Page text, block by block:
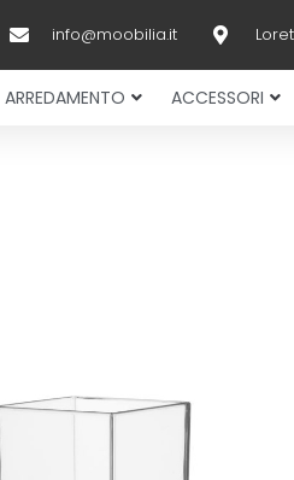
info@moobilia.it
ARREDAMENTO ACCESSORI